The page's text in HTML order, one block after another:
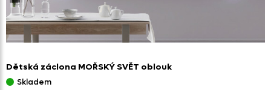
Dětská záclona MOŘSKÝ SVĚT oblouk
Skladem